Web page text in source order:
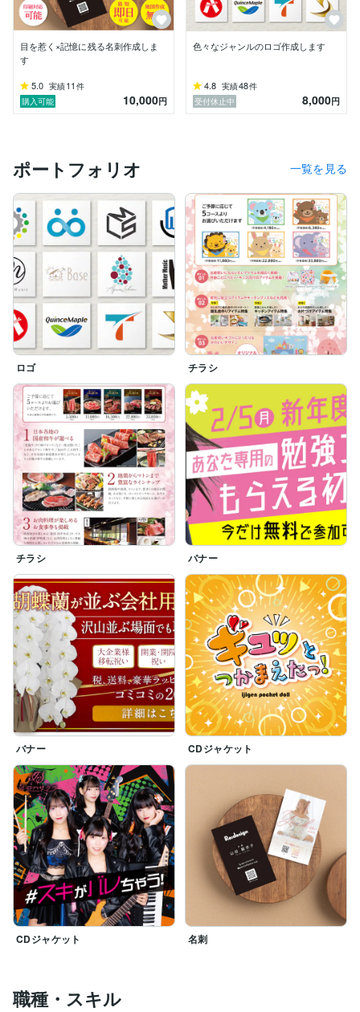
目を惹く×記憶に残る名刺作成しま
す
5.0 実績11 件
購入可能
10,000円
色々なジャンルのロゴ作成します
4.8 実績48件
受付休止中
8,000円
ポートフォリオ 一覧を見る
ロゴ チラシ
チラシ バナー
バナー CDジャケット
CDジャケット 名刺
職種・スキル